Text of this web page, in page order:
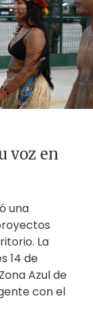
voz en
una
La
14 de
Azul de
con el